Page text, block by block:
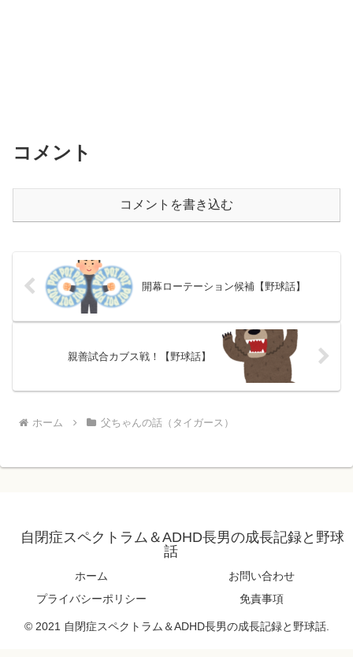
コメント
コメントを書き込む
開幕ローテーション候補【野球話】
親善試合カブス戦！【野球話】
ホーム 父ちゃんの話（タイガース）
自閉症スペクトラム＆ADHD長男の成長記録と野球
話
ホーム
お問い合わせ
プライバシーポリシー
免責事項
© 2021 自閉症スペクトラム＆ADHD長男の成長記録と野球話.